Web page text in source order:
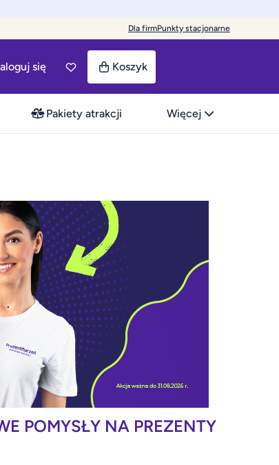
Dla firmPunkty stacjonarne
się Koszyk
Pakiety atrakcji Więcej
POMYSŁY NA PREZENTY